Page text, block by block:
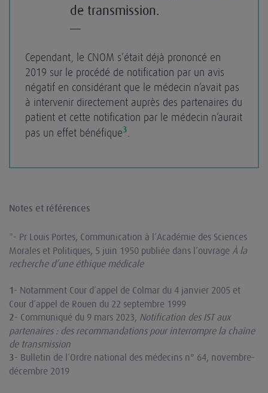
de transmission.
—
Cependant, le CNOM s’était déjà prononcé en
2019 sur le procédé de notification par un avis
négatif en considérant que le médecin n’avait pas
à intervenir directement auprès des partenaires du
patient et cette notification par le médecin n’aurait
pas un effet bénéfique3.
Notes et références
*- Pr Louis Portes, Communication à l’Académie des Sciences
Morales et Politiques, 5 juin 1950 publiée dans l’ouvrage À la
recherche d’une éthique médicale
1- Notamment Cour d’appel de Colmar du 4 janvier 2005 et
Cour d’appel de Rouen du 22 septembre 1999
2- Communiqué du 9 mars 2023, Notification des IST aux
partenaires : des recommandations pour interrompre la chaîne
de transmission
3- Bulletin de l’Ordre national des médecins n° 64, novembre-
décembre 2019